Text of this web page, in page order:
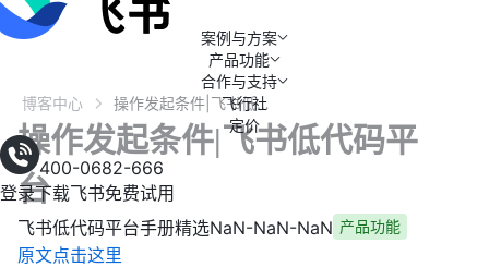
案例与方案
产品功能
合作与支持
飞行社
定价
400-0682-666
登录下载飞书免费试用
博客中心 操作发起条件|飞书低代码平台
操作发起条件|飞书低代码平
台
飞书低代码平台手册精选NaN-NaN-NaN 产品功能
原文点击这里